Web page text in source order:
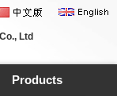
Ltd
Products